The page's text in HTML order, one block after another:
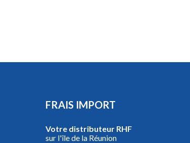
FRAIS IMPORT
Votre distributeur RHF
sur l'île de la Réunion